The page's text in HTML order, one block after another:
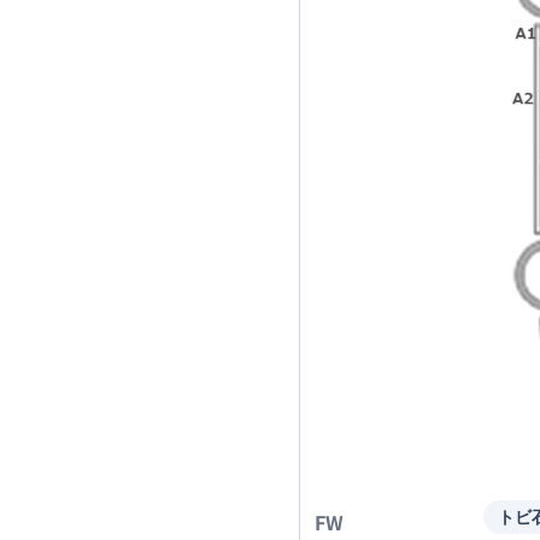
FW トビ